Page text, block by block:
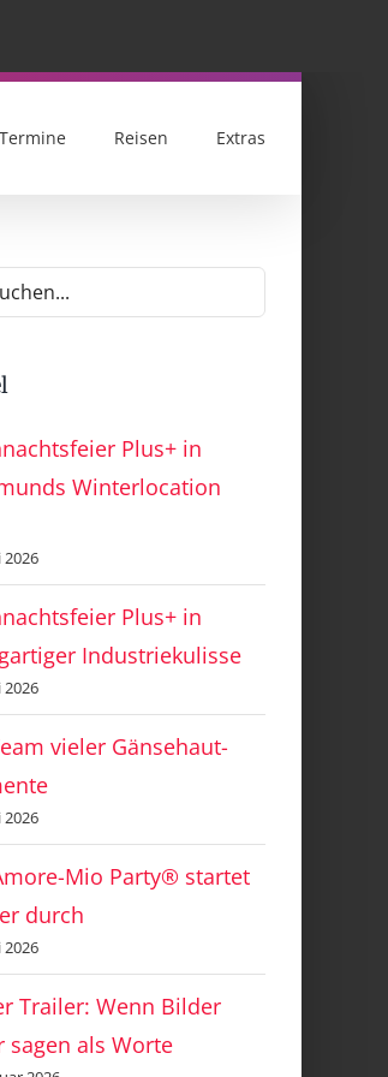
Termine Reisen Extras
Plus+ in
Winterlocation
2026
Plus+ in
Industriekulisse
2026
vieler Gänsehaut-
2026
Mio Party® startet
durch
2026
Trailer: Wenn Bilder
sagen als Worte